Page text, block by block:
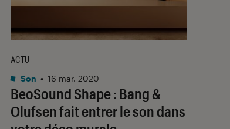
BeoSound Shape : Bang &
Olufsen fait entrer le son dans
ACTU
Son • 16 mar. 2020